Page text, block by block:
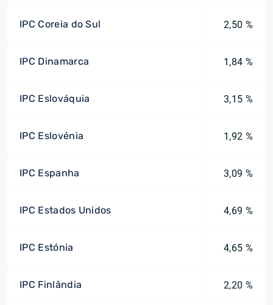
IPC Coreia do Sul 2,50 %
IPC Dinamarca 1,84 %
IPC Eslováquia 3,15 %
IPC Eslovénia 1,92 %
IPC Espanha 3,09 %
IPC Estados Unidos 4,69 %
IPC Estónia 4,65 %
IPC Finlândia 2,20 %